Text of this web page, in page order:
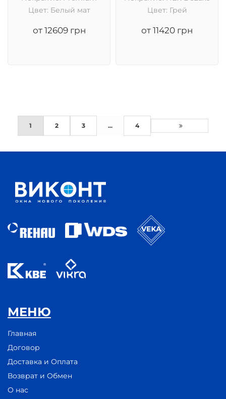
Цвет: Белый мат
от 12609 грн
Цвет: Грей
от 11420 грн
1 2 3 ... 4
МЕНЮ
Главная
Договор
Доставка и Оплата
Возврат и Обмен
О нас